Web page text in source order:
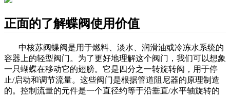
正面的了解蝶阀使用价值
中核苏阀蝶阀是用于燃料、淡水、润滑油或冷冻水系统的
容器上的轻型阀门。为了更好地理解这个阀门，我们可以想象
一只蝴蝶在移动它的翅膀。它是四分之一转旋转阀，用于停
止/启动和调节流量。这些阀门是根据管道阻尼器的原理制造
的。控制流量的元件是一个直径约等于沿垂直/水平轴旋转的